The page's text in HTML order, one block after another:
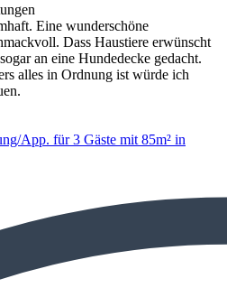
Eine wunderschöne
Dass Haustiere erwünscht
an eine Hundedecke gedacht.
alles in Ordnung ist würde ich
App. für 3 Gäste mit 85m² in